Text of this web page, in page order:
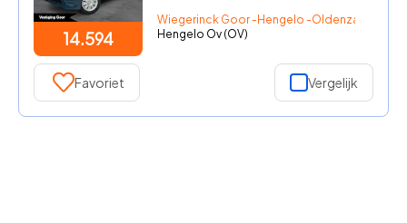
14.594
Wiegerinck Goor -Hengelo -Oldenzaal
Hengelo Ov (OV)
Favoriet Vergelijk